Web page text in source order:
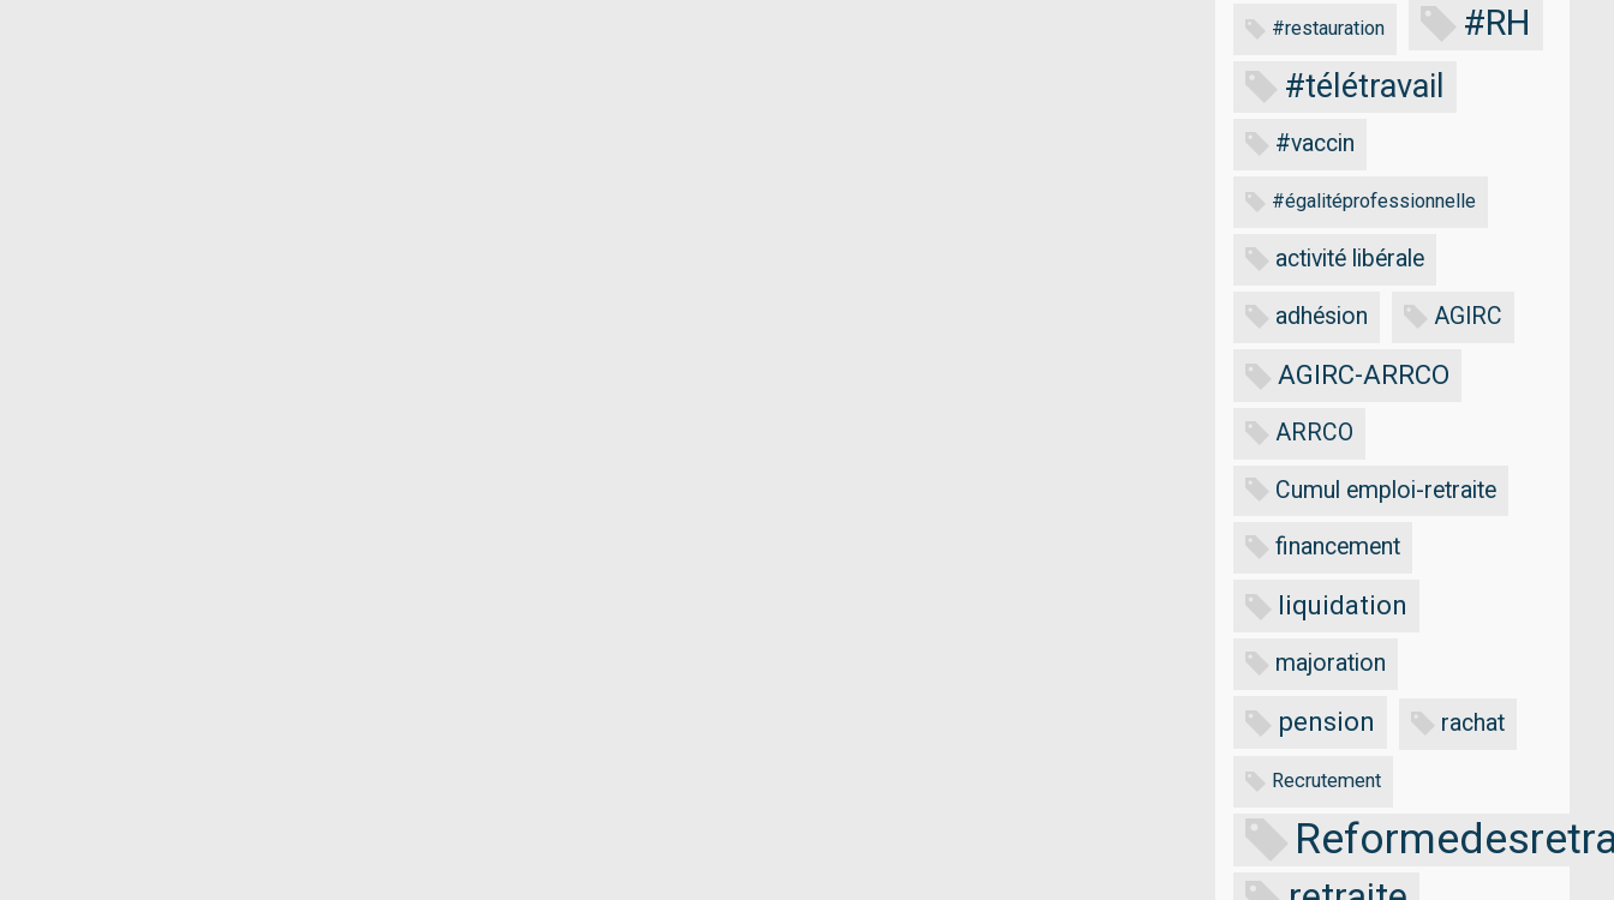
#restauration #RH
#télétravail
#vaccin
#égalitéprofessionnelle
activité libérale
adhésion AGIRC
AGIRC-ARRCO
ARRCO
Cumul emploi-retraite
financement
liquidation
majoration
pension rachat
Recrutement